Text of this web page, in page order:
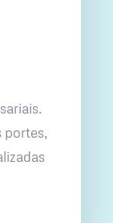
portes,